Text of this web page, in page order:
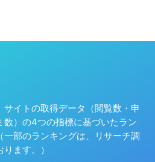
イトの取得データ（閲覧数・申
数）の4つの指標に基づいたラン
一部のランキングは、リサーチ調
ます。）